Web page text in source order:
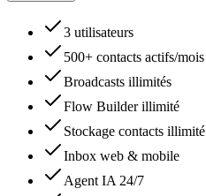
3 utilisateurs
500+ contacts actifs/mois
Broadcasts illimités
Flow Builder illimité
Stockage contacts illimité
Inbox web & mobile
Agent IA 24/7